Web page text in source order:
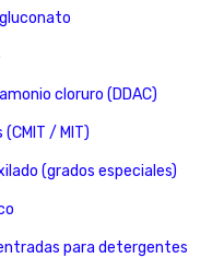
cloruro (DDAC)
/ MIT)
(grados especiales)
para detergentes